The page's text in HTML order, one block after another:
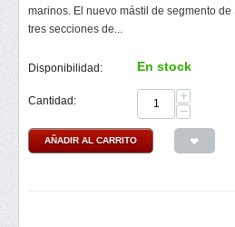
marinos. El nuevo mástil de segmento
tres secciones de...
Disponibilidad: En stock
Cantidad:
+
−
AÑADIR AL CARRITO